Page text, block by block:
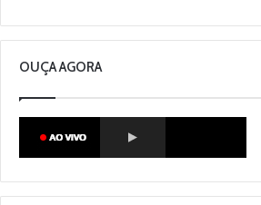
OUÇA AGORA